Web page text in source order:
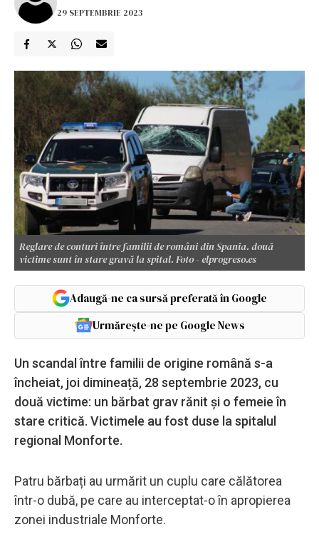
29 SEPTEMBRIE 2023
Reglare de conturi între familii de români din Spania. două
victime sunt în stare gravă la spital. Foto - elprogreso.es
Adaugă-ne ca sursă preferată în Google
Urmărește-ne pe Google News
Un scandal între familii de origine română s-a
încheiat, joi dimineață, 28 septembrie 2023, cu
două victime: un bărbat grav rănit și o femeie în
stare critică. Victimele au fost duse la spitalul
regional Monforte.
Patru bărbați au urmărit un cuplu care călătorea
într-o dubă, pe care au interceptat-o în apropierea
zonei industriale Monforte.